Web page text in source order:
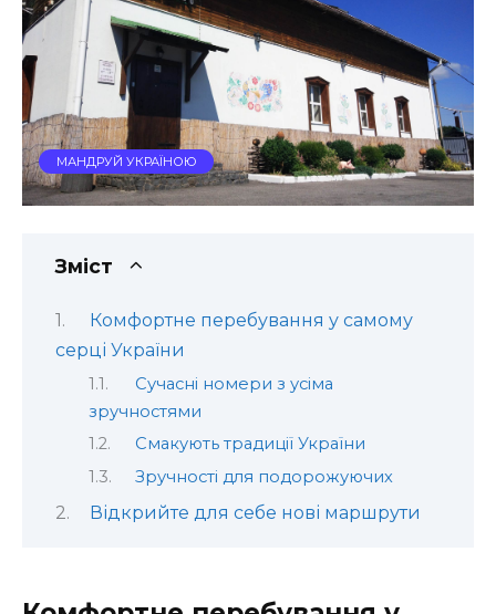
МАНДРУЙ УКРАЇНОЮ
Зміст
Комфортне перебування у самому
серці України
Сучасні номери з усіма
зручностями
Смакують традиції України
Зручності для подорожуючих
Відкрийте для себе нові маршрути